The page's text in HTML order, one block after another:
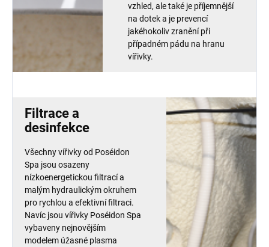
vzhled, ale také je příjemnější
na dotek a je prevencí
jakéhokoliv zranění při
případném pádu na hranu
vířivky.
Filtrace a
desinfekce
Všechny vířivky od Poséidon
Spa jsou osazeny
nízkoenergetickou filtrací a
malým hydraulickým okruhem
pro rychlou a efektivní filtraci.
Navíc jsou vířivky Poséidon Spa
vybaveny nejnovějším
modelem úžasné plasma